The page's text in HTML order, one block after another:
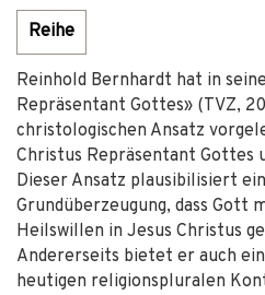
Reihe
Reinhold Bernhardt hat in
Repräsentant Gottes» (TVZ,
christologischen Ansatz
Christus Repräsentant Gottes
Dieser Ansatz plausibilisiert
Grundüberzeugung, dass Gott
Heilswillen in Jesus Christus
Andererseits bietet er auch
heutigen religionspluralen